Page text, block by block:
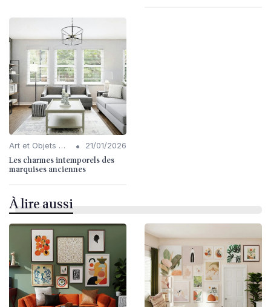
Art et Objets Décoratifs • 21/01/2026
Les charmes intemporels des
marquises anciennes
À lire aussi